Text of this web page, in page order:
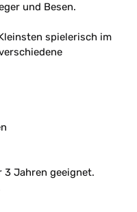
und Besen.
spielerisch im
Jahren geeignet.